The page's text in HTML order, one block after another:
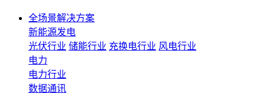
全场景解决方案
新能源发电
光伏行业 储能行业 充换电行业 风电行业
电力
电力行业
数据通讯